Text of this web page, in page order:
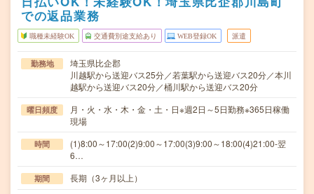
での返品業務
職種未経験OK 交通費別途支給あり WEB登録OK 派遣
勤務地
埼玉県比企郡
川越駅から送迎バス25分／若葉駅から送迎バス20分／本川
越駅から送迎バス20分／桶川駅から送迎バス20分
曜日頻度
月・火・水・木・金・土・日※週2日～5日勤務※365日稼働
現場
時間
(1)8:00～17:00(2)9:00～17:00(3)9:00～18:00(4)21:00-翌
6…
期間 長期（3ヶ月以上）